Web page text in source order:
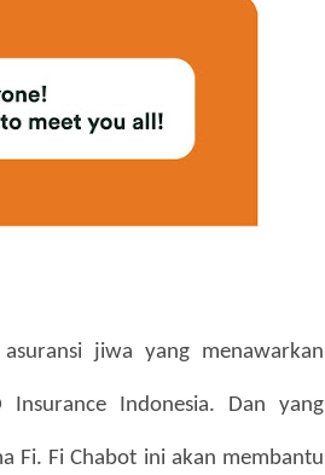
jiwa yang menawarkan
Indonesia. Dan yang
Fi. Fi Chabot ini akan membantu